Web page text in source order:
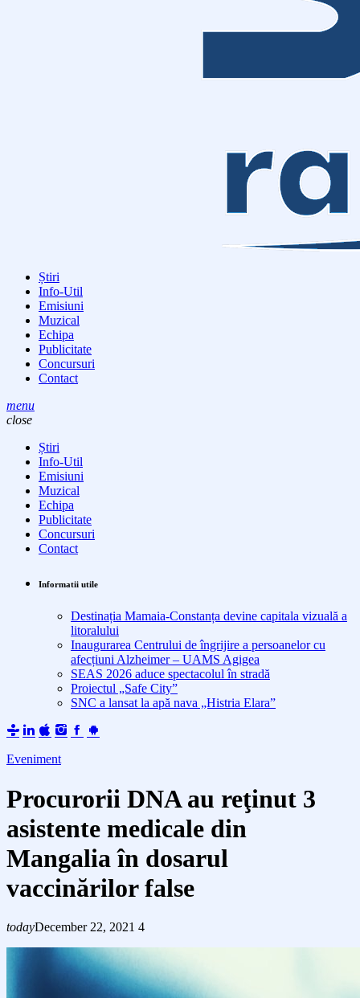
Știri
Info-Util
Emisiuni
Muzical
Echipa
Publicitate
Concursuri
Contact
menu
close
Știri
Info-Util
Emisiuni
Muzical
Echipa
Publicitate
Concursuri
Contact
Informatii utile
Destinația Mamaia-Constanța devine capitala vizuală a
litoralului
Inaugurarea Centrului de îngrijire a persoanelor cu
afecțiuni Alzheimer – UAMS Agigea
SEAS 2026 aduce spectacolul în stradă
Proiectul „Safe City”
SNC a lansat la apă nava „Histria Elara”
Eveniment
Procurorii DNA au reţinut 3
asistente medicale din
Mangalia în dosarul
vaccinărilor false
todayDecember 22, 2021 4